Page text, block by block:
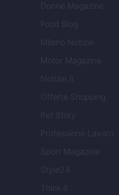
Donne Magazine
Food Blog
Milano Notizie
Motor Magazine
Notizie.it
Offerte Shopping
Pet Story
Professione Lavoro
Sport Magazine
Style24
Think.it